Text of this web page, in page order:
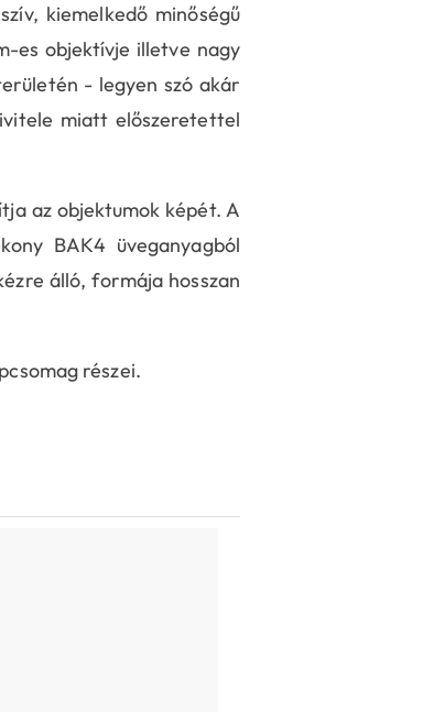
kiemelkedő minőségű
es objektívje illetve nagy
- legyen szó akár
miatt előszeretettel
az objektumok képét. A
BAK4 üveganyagból
álló, formája hosszan
részei.